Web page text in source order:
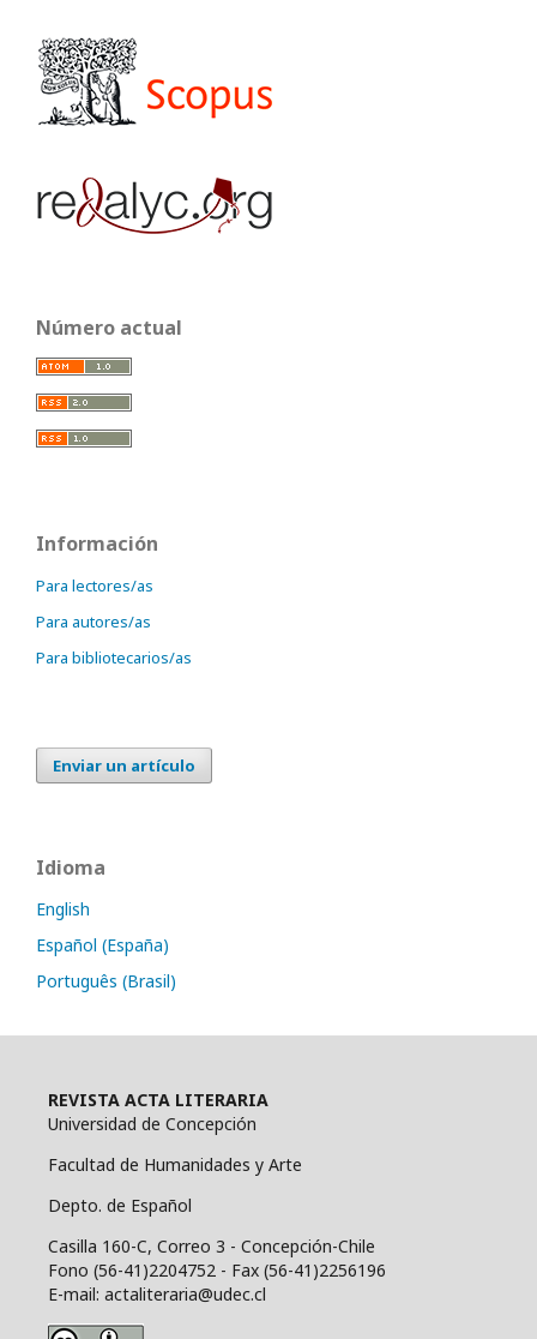
Número actual
Información
Para lectores/as
Para autores/as
Para bibliotecarios/as
Enviar un artículo
Idioma
English
Español (España)
Português (Brasil)
REVISTA ACTA LITERARIA
Universidad de Concepción
Facultad de Humanidades y Arte
Depto. de Español
Casilla 160-C, Correo 3 - Concepción-Chile
Fono (56-41)2204752 - Fax (56-41)2256196
E-mail: actaliteraria@udec.cl